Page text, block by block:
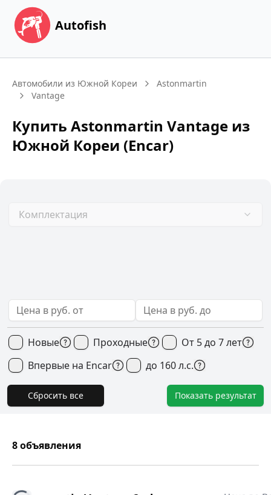
Autofish
Автомобили из Южной Кореи
Astonmartin
Vantage
Купить Astonmartin Vantage из
Южной Кореи (Encar)
Комплектация
Новые Проходные
От 5 до 7 лет
Впервые на Encar
до 160 л.с.
Сбросить все Показать результат
8объявления